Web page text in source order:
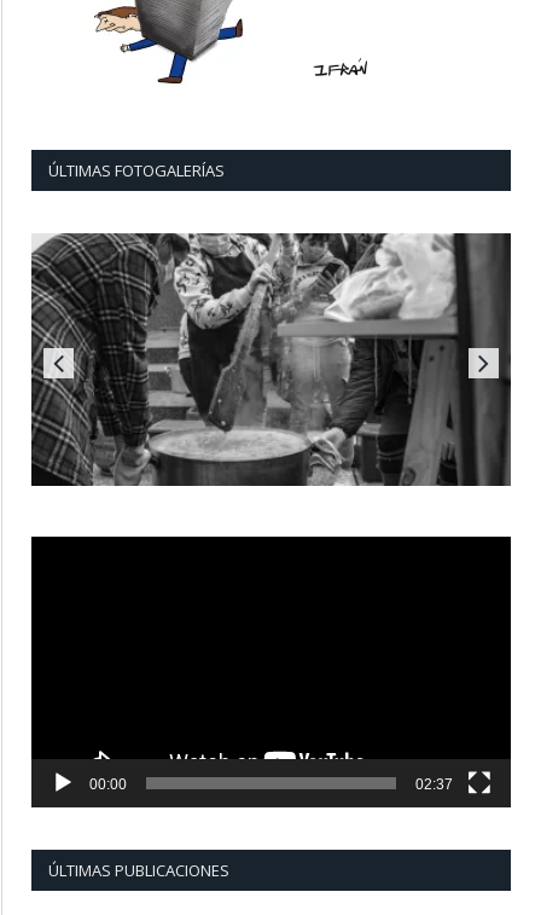
ÚLTIMAS FOTOGALERÍAS
00:00 02:37
ÚLTIMAS PUBLICACIONES